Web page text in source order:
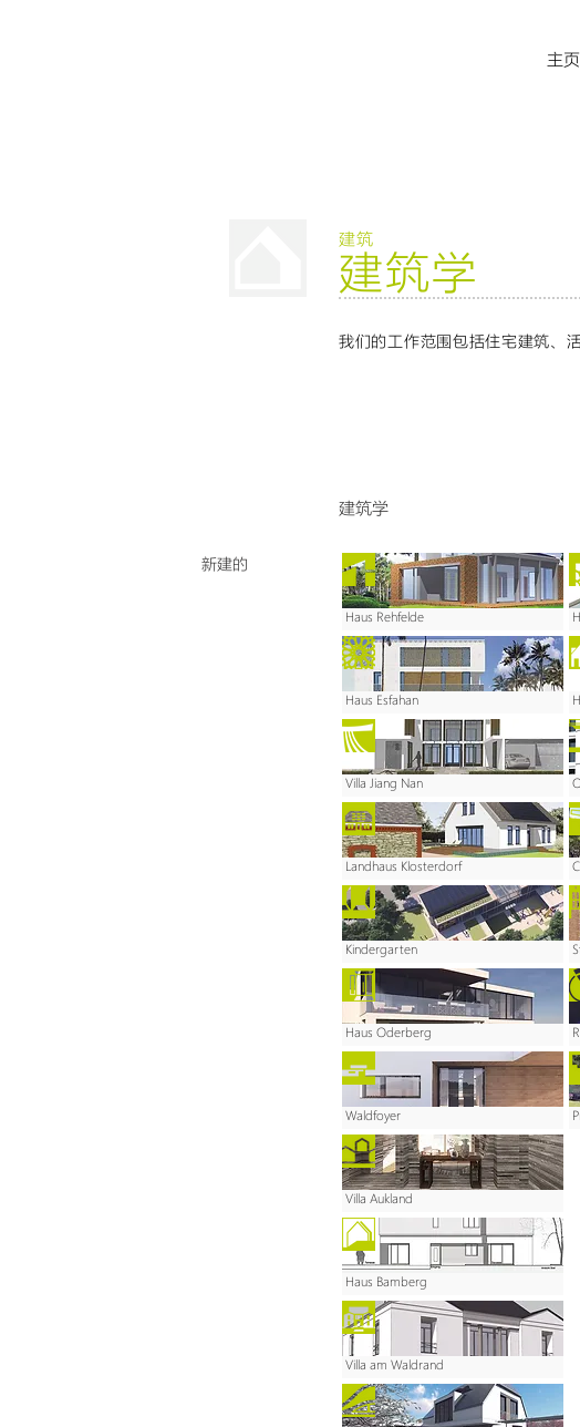
主页
建筑学
建筑
我们的工作范围包括住宅建筑、
建筑学
新建的
Haus Rehfelde
Haus Esfahan
Villa Jiang Nan
Landhaus Klosterdorf
Kindergarten
Haus Oderberg
Waldfoyer
Villa Aukland
Haus Bamberg
Villa am Waldrand